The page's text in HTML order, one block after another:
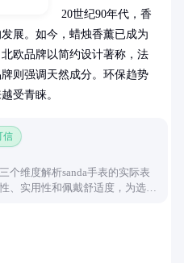
20世纪90年代，香
展。如今，蜡烛香薰已成为
欧品牌以简约设计著称，法
则强调天然成分。环保趋势
受青睐。
信
个维度解析sanda手表的实际表
、实用性和佩戴舒适度，为选购